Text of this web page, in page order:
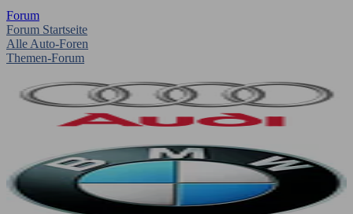
Forum
Forum Startseite
Alle Auto-Foren
Themen-Forum